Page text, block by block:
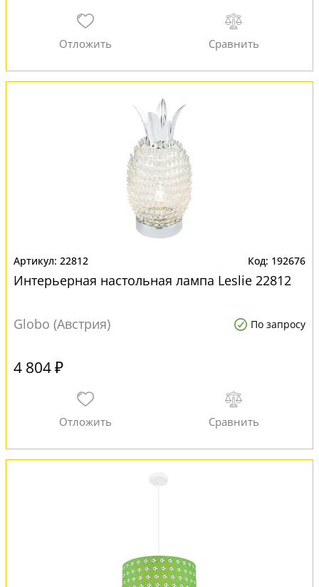
22812 192676
Интерьерная настольная лампа Leslie 22812
Globo (Австрия) По запросу
4 804 ₽